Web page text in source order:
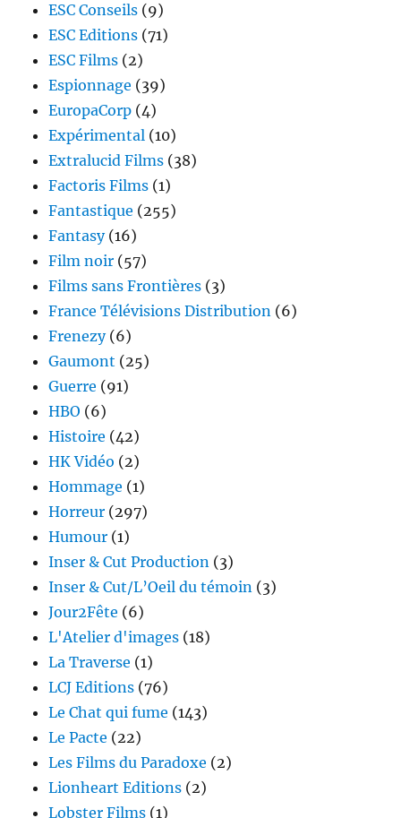
ESC Conseils (9)
ESC Editions (71)
ESC Films (2)
Espionnage (39)
EuropaCorp (4)
Expérimental (10)
Extralucid Films (38)
Factoris Films (1)
Fantastique (255)
Fantasy(16)
Film noir (57)
Films sans Frontières (3)
France Télévisions Distribution (6)
Frenezy(6)
Gaumont (25)
Guerre (91)
HBO (6)
Histoire (42)
HK Vidéo (2)
Hommage (1)
Horreur (297)
Humour (1)
Inser & Cut Production (3)
Inser & Cut/L’Oeil du témoin (3)
Jour2Fête (6)
L'Atelier d'images (18)
La Traverse (1)
LCJ Editions (76)
Le Chat qui fume (143)
Le Pacte (22)
Les Films du Paradoxe (2)
Lionheart Editions (2)
Lobster Films (1)